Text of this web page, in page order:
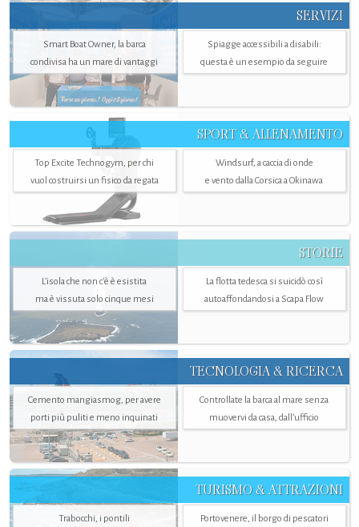
SERVIZI
Smart Boat Owner, la barca
condivisa ha un mare di vantaggi
Spiagge accessibili a disabili:
questa è un esempio da seguire
SPORT & ALLENAMENTO
Top Excite Technogym, per chi
vuol costruirsi un fisico da regata
Windsurf, a caccia di onde
e vento dalla Corsica a Okinawa
STORIE
L’isola che non c'è è esistita
ma è vissuta solo cinque mesi
La flotta tedesca si suicidò così
autoaffondandosi a Scapa Flow
TECNOLOGIA & RICERCA
Cemento mangiasmog, per avere
porti più puliti e meno inquinati
Controllate la barca al mare senza
muovervi da casa, dall’ufficio
TURISMO & ATTRAZIONI
Trabocchi, i pontili
Portovenere, il borgo di pescatori